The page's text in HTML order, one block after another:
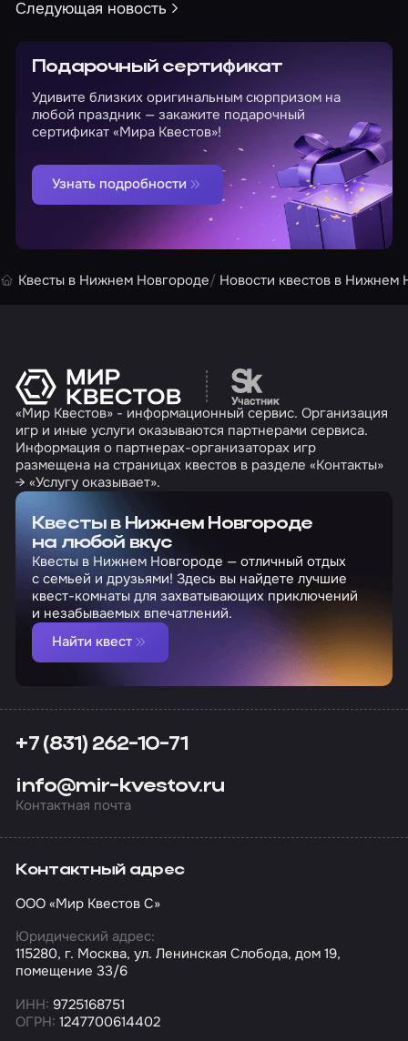
Следующая новость
Подарочный сертификат
Удивите близких оригинальным сюрпризом на
любой праздник — закажите подарочный
сертификат «Мира Квестов»!
Узнать подробности
Квесты в Нижнем Новгороде Новости квестов в Нижнем
Перейти на сайт
«Мир Квестов» - информационный сервис. Организация
игр и иные услуги оказываются партнерами сервиса.
Информация о партнерах-организаторах игр
размещена на страницах квестов в разделе «Контакты»
→ «Услугу оказывает».
Квесты в Нижнем Новгороде
на любой вкус
Квесты в Нижнем Новгороде — отличный отдых
с семьей и друзьями! Здесь вы найдете лучшие
квест-комнаты для захватывающих приключений
и незабываемых впечатлений.
Найти квест
+7 (831) 262-10-71
info@mir-kvestov.ru
Контактная почта
Контактный адрес
ООО «Мир Квестов С»
Юридический адрес:
115280, г. Москва, ул. Ленинская Слобода, дом 19,
помещение 33/6
ИНН: 9725168751
ОГРН: 1247700614402